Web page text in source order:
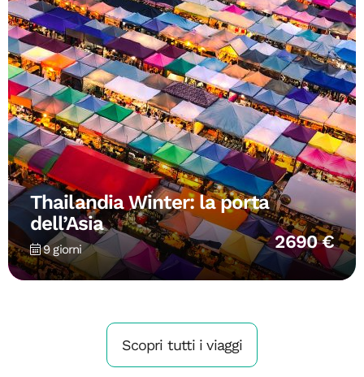
Thailandia Winter: la porta
dell’Asia
9 giorni 2690 €
Scopri tutti i viaggi